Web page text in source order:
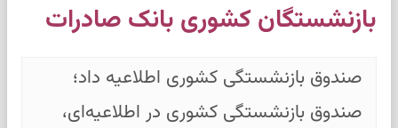
بازنشستگان کشوری بانک صادرات
صندوق بازنشستگی کشوری اطلاعیه داد؛
صندوق بازنشستگی کشوری در اطلاعیه‌ای،